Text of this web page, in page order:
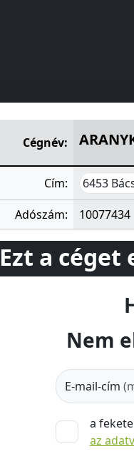
Cégnév:
Cím: 6453
Adószám: 10077434
Ezt a
Nem
E-mail-cím
a
az